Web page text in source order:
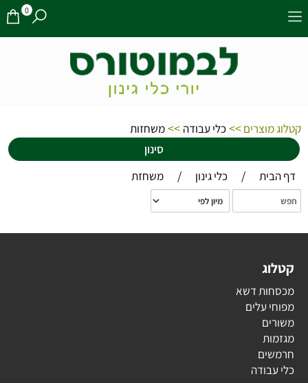
0
קטלוג מוצרים>> כלי עבודה >>משחזות
סינון
דף הבית
/ כלי גינון / משחזת
קטלוג
מכסחות דשא
מפוחי עלים
משורים
מגזמות
חרמשים
כלי עבודה